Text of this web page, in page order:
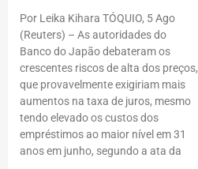
Por Leika Kihara TÓQUIO, 5 Ago
(Reuters) – As autoridades do
Banco do Japão debateram os
crescentes riscos de alta dos preços,
que provavelmente exigiriam mais
aumentos na taxa de juros, mesmo
tendo elevado os custos dos
empréstimos ao maior nível em 31
anos em junho, segundo a ata da